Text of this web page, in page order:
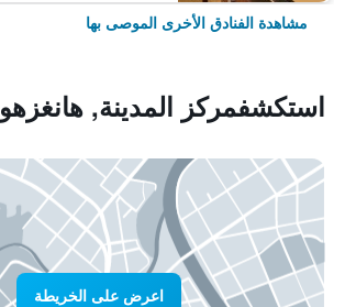
مشاهدة الفنادق الأخرى الموصى بها
استكشفمركز المدينة, هانغزهو
اعرض على الخريطة